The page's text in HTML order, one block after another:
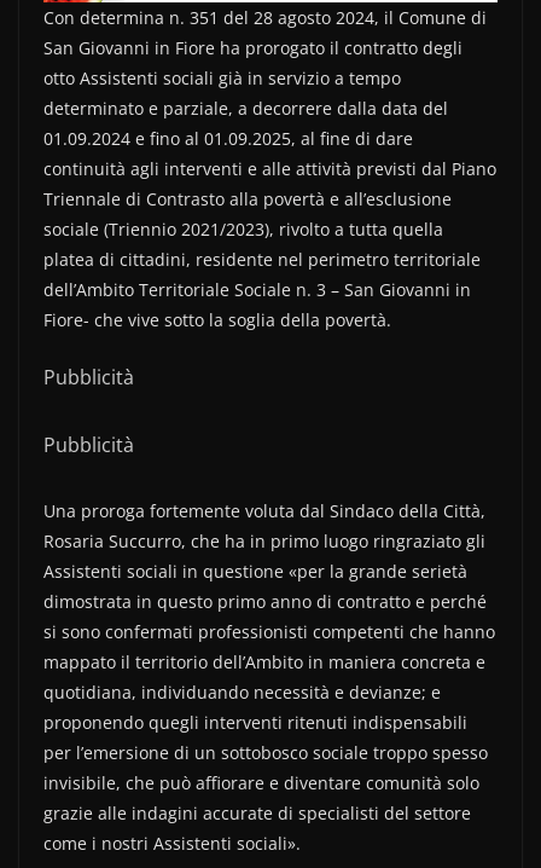
Con determina n. 351 del 28 agosto 2024, il Comune di
San Giovanni in Fiore ha prorogato il contratto degli
otto Assistenti sociali già in servizio a tempo
determinato e parziale, a decorrere dalla data del
01.09.2024 e fino al 01.09.2025, al fine di dare
continuità agli interventi e alle attività previsti dal Piano
Triennale di Contrasto alla povertà e all’esclusione
sociale (Triennio 2021/2023), rivolto a tutta quella
platea di cittadini, residente nel perimetro territoriale
dell’Ambito Territoriale Sociale n. 3 – San Giovanni in
Fiore- che vive sotto la soglia della povertà.
Pubblicità
Pubblicità
Una proroga fortemente voluta dal Sindaco della Città,
Rosaria Succurro, che ha in primo luogo ringraziato gli
Assistenti sociali in questione «per la grande serietà
dimostrata in questo primo anno di contratto e perché
si sono confermati professionisti competenti che hanno
mappato il territorio dell’Ambito in maniera concreta e
quotidiana, individuando necessità e devianze; e
proponendo quegli interventi ritenuti indispensabili
per l’emersione di un sottobosco sociale troppo spesso
invisibile, che può affiorare e diventare comunità solo
grazie alle indagini accurate di specialisti del settore
come i nostri Assistenti sociali».